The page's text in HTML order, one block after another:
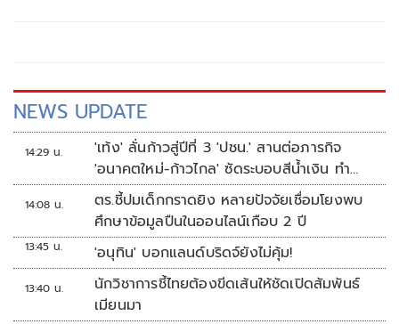
NEWS UPDATE
14:29 น.
'เท้ง' ลั่นก้าวสู่ปีที่ 3 'ปชน.' สานต่อภารกิจ
'อนาคตใหม่-ก้าวไกล' ซัดระบอบสีน้ำเงิน ทำ
หลักนิติรัฐ-นิติธรรมสั่นคลอน
14:08 น.
ตร.ชี้ปมเด็กกราดยิง หลายปัจจัยเชื่อมโยงพบ
ศึกษาข้อมูลปืนในออนไลน์เกือบ 2 ปี
13:45 น. 'อนุทิน' บอกแลนด์บริดจ์ยังไม่คุ้ม!
13:40 น.
นักวิชาการชี้ไทยต้องขีดเส้นให้ชัดเปิดสัมพันธ์
เมียนมา